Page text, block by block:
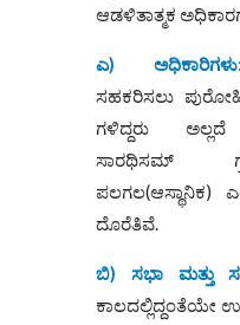
ಆಡಳಿತಾತ್ಮಕ
ಎ)
ಸಹಕರಿಸಲು
ಗಳಿದ್ದರು ಅಲ್ಲದೆ
ಸಾರಥಿಸಮ್‌
ಪಲಗಲ(ಆಸ್ಥಾನಿಕ)
ದೊರೆತಿವೆ.
ಬಿ) ಸಭಾ ಮತ್ತು
ಕಾಲದಲ್ಲಿದ್ದಂತೆಯೇ